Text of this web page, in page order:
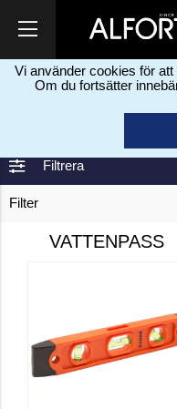
Vi använder cookies för
Om du fortsätter
Filtrera
Filter
VATTENPASS